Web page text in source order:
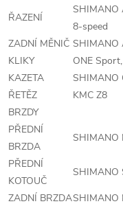
ŘAZENÍ
SHIMANO
8-speed
ZADNÍ MĚNIČ SHIMANO
KLIKY
ONE
KAZETA
SHIMANO
ŘETĚZ
KMC Z8
BRZDY
PŘEDNÍ
BRZDA
SHIMANO
PŘEDNÍ
KOTOUČ
SHIMANO
ZADNÍ BRZDASHIMANO